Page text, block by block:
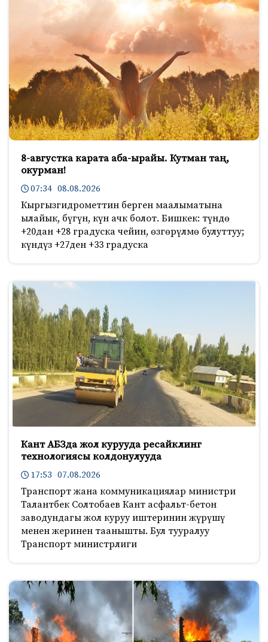
8-августка карата аба-ырайы. Кутман таң,
окурман!
07:34 08.08.2026
Кыргызгидрометтин берген маалыматына
ылайык, бүгүн, күн ачк болот. Бишкек: түндө
+20дан +28 градуска чейин, өзгөрүлмө булуттуу;
күндүз +27ден +33 градуска
Кант АБЗда жол курууда ресайклинг
технологиясы колдонулууда
17:53 07.08.2026
Транспорт жана коммуникациялар министри
Талантбек Солтобаев Кант асфальт-бетон
заводундагы жол куруу иштеринин жүрүшү
менен жеринен таанышты. Бул тууралуу
Транспорт министрлиги